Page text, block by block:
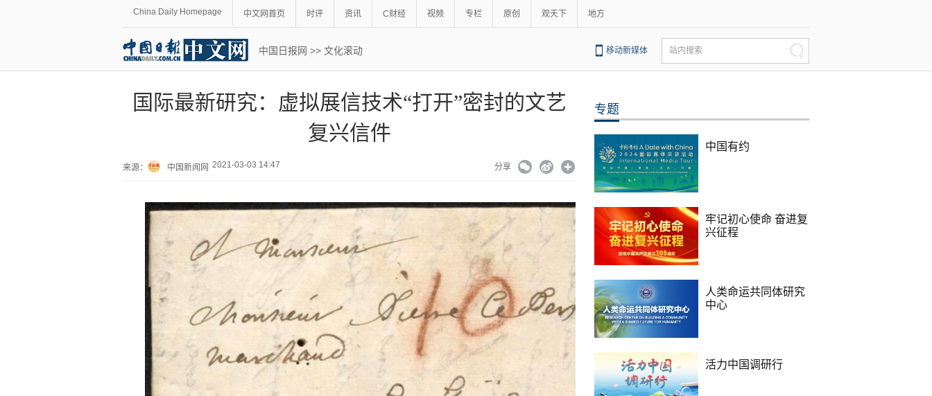
China Daily Homepage 中文网首页 时评 资讯 C财经 视频 专栏 原创 观天下 地方
中国日报网 >> 文化滚动 移动新媒体 站内搜索
国际最新研究：虚拟展信技术“打开”密封的文艺
复兴信件
来源： 中国新闻网 2021-03-03 14:47 分享
专题
中国有约
牢记初心使命 奋进复
兴征程
人类命运共同体研究
中心
活力中国调研行